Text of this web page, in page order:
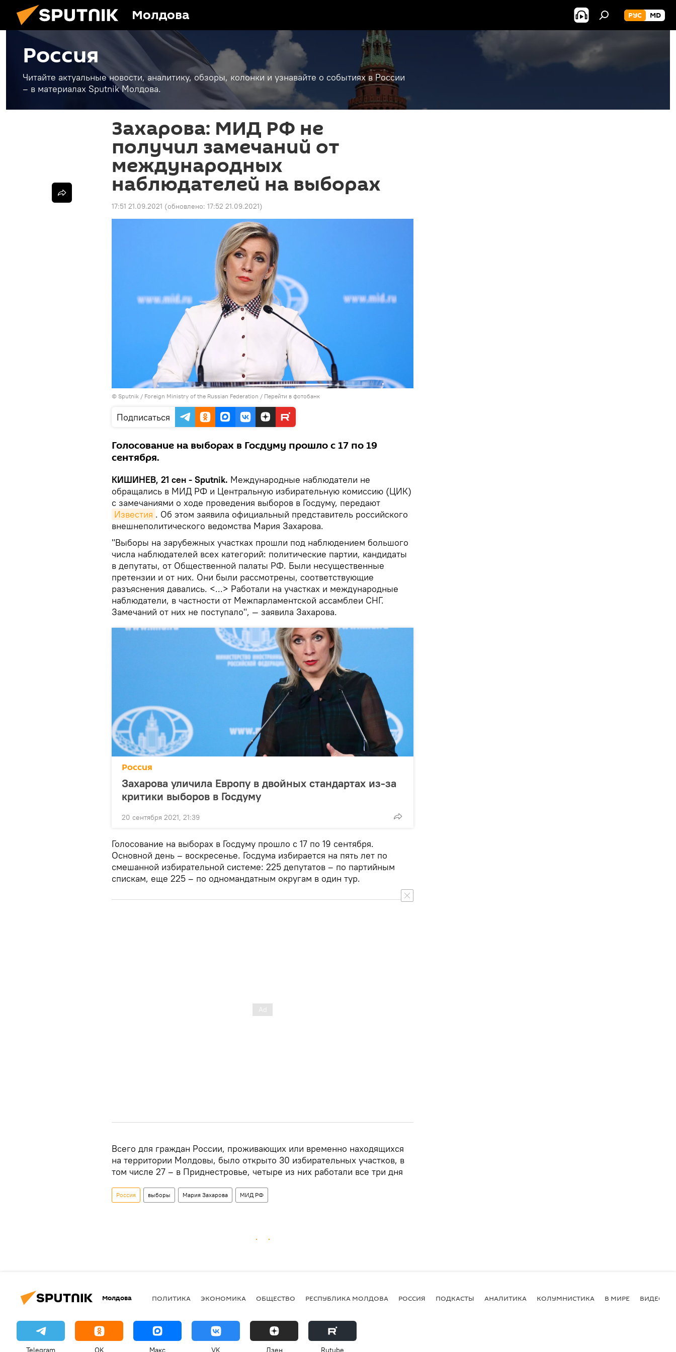
Молдова РУС MD
Россия
Читайте актуальные новости, аналитику, обзоры, колонки и узнавайте о событиях в России
– в материалах Sputnik Молдова.
Захарова: МИД РФ не
получил замечаний от
международных
наблюдателей на выборах
17:51 21.09.2021 (обновлено: 17:52 21.09.2021)
© Sputnik / Foreign Ministry of the Russian Federation / Перейти в фотобанк
Подписаться
Голосование на выборах в Госдуму прошло с 17 по 19
сентября.
КИШИНЕВ, 21 сен - Sputnik. Международные наблюдатели не
обращались в МИД РФ и Центральную избирательную комиссию (ЦИК)
с замечаниями о ходе проведения выборов в Госдуму, передают
Известия . Об этом заявила официальный представитель российского
внешнеполитического ведомства Мария Захарова.
"Выборы на зарубежных участках прошли под наблюдением большого
числа наблюдателей всех категорий: политические партии, кандидаты
в депутаты, от Общественной палаты РФ. Были несущественные
претензии и от них. Они были рассмотрены, соответствующие
разъяснения давались. <...> Работали на участках и международные
наблюдатели, в частности от Межпарламентской ассамблеи СНГ.
Замечаний от них не поступало", — заявила Захарова.
Россия
Захарова уличила Европу в двойных стандартах из-за
критики выборов в Госдуму
20 сентября 2021, 21:39
Голосование на выборах в Госдуму прошло с 17 по 19 сентября.
Основной день – воскресенье. Госдума избирается на пять лет по
смешанной избирательной системе: 225 депутатов – по партийным
спискам, еще 225 – по одномандатным округам в один тур.
Всего для граждан России, проживающих или временно находящихся
на территории Молдовы, было открыто 30 избирательных участков, в
том числе 27 – в Приднестровье, четыре из них работали все три дня
Россия выборы Мария Захарова МИД РФ
Молдова ПОЛИТИКА ЭКОНОМИКА ОБЩЕСТВО РЕСПУБЛИКА МОЛДОВА РОССИЯ ПОДКАСТЫ АНАЛИТИКА КОЛУМНИСТИКА В МИРЕ ВИДЕО
Telegram OK Макс VK Дзен Rutube